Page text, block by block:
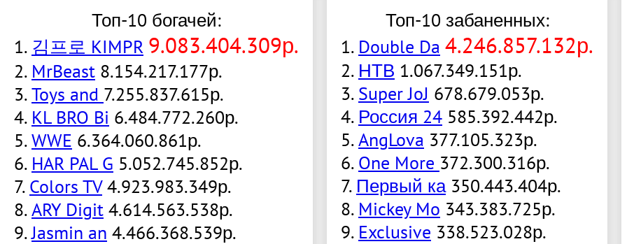
Топ-10 богачей:
1. 김프로 KIMPR 9.083.404.309р.
2. MrBeast 8.154.217.177р.
3.Toys and 7.255.837.615р.
4. KL BRO Bi 6.484.772.260р.
5.WWE 6.364.060.861р.
6. HAR PAL G 5.052.745.852р.
7. Colors TV 4.923.983.349р.
8.ARY Digit 4.614.563.538р.
9.Jasmin an 4.466.368.539р.
Топ-10 забаненных:
1. Double Da 4.246.857.132р.
2. НТВ 1.067.349.151р.
3. Super JoJ 678.679.053р.
4. Россия 24 585.392.442р.
5.AngLova 377.105.323р.
6. One More 372.300.316р.
7. Первый ка 350.443.404р.
8. Mickey Mo 343.383.725р.
9. Exclusive 338.523.028р.